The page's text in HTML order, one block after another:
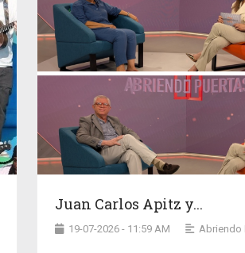
Juan Carlos Apitz y...
19-07-2026 - 11:59 AM Abriendo